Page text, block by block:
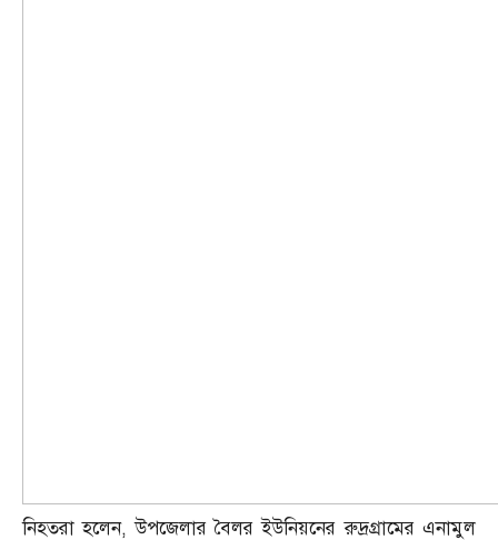
নিহতরা হলেন, উপজেলার বৈলর ইউনিয়নের রুদ্রগ্রামের এনামুল